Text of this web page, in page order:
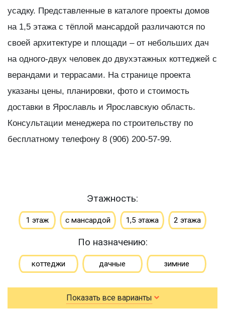
усадку. Представленные в каталоге проекты домов
на 1,5 этажа с тёплой мансардой различаются по
своей архитектуре и площади – от небольших дач
на одного-двух человек до двухэтажных коттеджей с
верандами и террасами. На странице проекта
указаны цены, планировки, фото и стоимость
доставки в Ярославль и Ярославскую область.
Консультации менеджера по строительству по
бесплатному телефону 8 (906) 200-57-99.
Этажность:
1 этаж с мансардой 1,5 этажа 2 этажа
По назначению:
коттеджи дачные зимние
для постоянного проживания гостевые
летние
Показать все варианты